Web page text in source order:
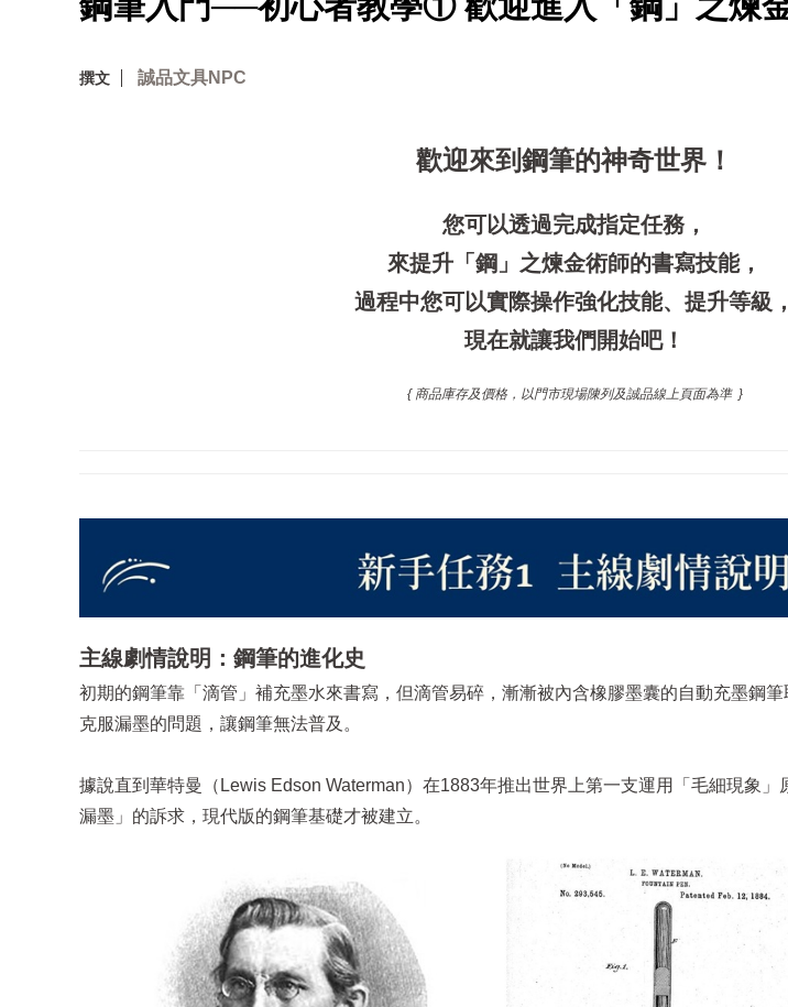
撰文 誠品文具NPC
歡迎來到鋼筆的神奇世界！
您可以透過完成指定任務，
來提升「鋼」之煉金術師的書寫技能，
過程中您可以實際操作強化技能、提升等級，
現在就讓我們開始吧！
{ 商品庫存及價格，以門市現場陳列及誠品線上頁面為準 }
主線劇情說明：鋼筆的進化史
初期的鋼筆靠「滴管」補充墨水來書寫，但滴管易碎，漸漸被內含橡膠墨囊的自動充墨鋼
克服漏墨的問題，讓鋼筆無法普及。
據說直到華特曼（Lewis Edson Waterman）在1883年推出世界上第一支運用「毛細現象
漏墨」的訴求，現代版的鋼筆基礎才被建立。